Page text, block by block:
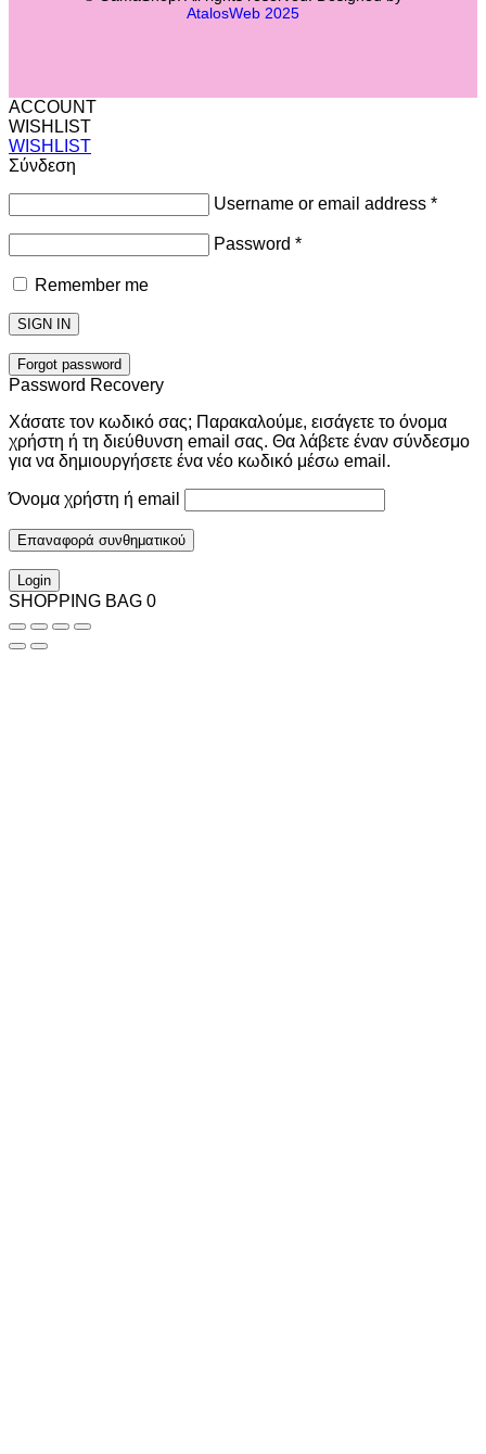
AtalosWeb 2025
ACCOUNT
WISHLIST
WISHLIST
Σύνδεση
Username or email address *
Password *
Remember me
SIGN IN
Forgot password
Password Recovery
Χάσατε τον κωδικό σας; Παρακαλούμε, εισάγετε το όνομα
χρήστη ή τη διεύθυνση email σας. Θα λάβετε έναν σύνδεσμο
για να δημιουργήσετε ένα νέο κωδικό μέσω email.
Όνομα χρήστη ή email
Επαναφορά συνθηματικού
Login
SHOPPING BAG 0